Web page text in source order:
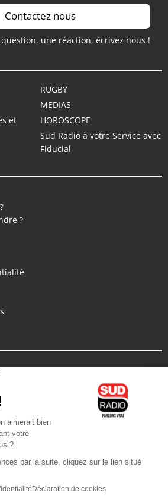
Contactez nous
une réaction, écrivez nous !
RUGBY
MEDIAS
et
HOROSCOPE
Sud Radio à votre Service avec
Fiducial
?
/ Android
l'application